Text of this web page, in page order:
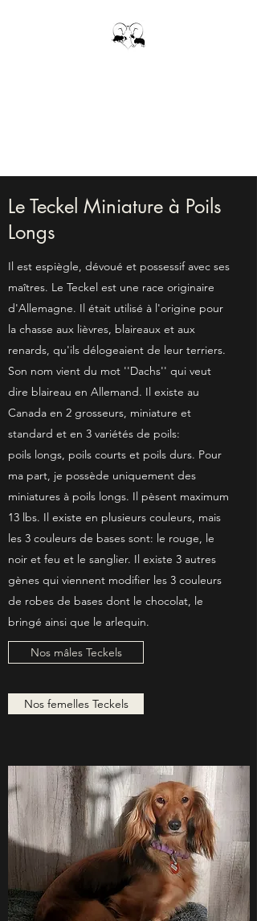
Le Teckel Miniature à Poils
Longs
Il est espiègle, dévoué et possessif avec ses
maîtres. Le Teckel est une race originaire
d'Allemagne. Il était utilisé à l'origine pour
la chasse aux lièvres, blaireaux et aux
renards, qu'ils délogeaient de leur terriers.
Son nom vient du mot ''Dachs'' qui veut
dire blaireau en Allemand. Il existe au
Canada en 2 grosseurs, miniature et
standard et en 3 variétés de poils:
poils longs, poils courts et poils durs. Pour
ma part, je possède uniquement des
miniatures à poils longs. Il pèsent maximum
13 lbs. Il existe en plusieurs couleurs, mais
les 3 couleurs de bases sont: le rouge, le
noir et feu et le sanglier. Il existe 3 autres
gènes qui viennent modifier les 3 couleurs
de robes de bases dont le chocolat, le
bringé ainsi que le arlequin.
Nos mâles Teckels
Nos femelles Teckels